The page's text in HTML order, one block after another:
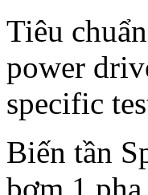
Tiêu
power
specific
Biến tần
bơm 1